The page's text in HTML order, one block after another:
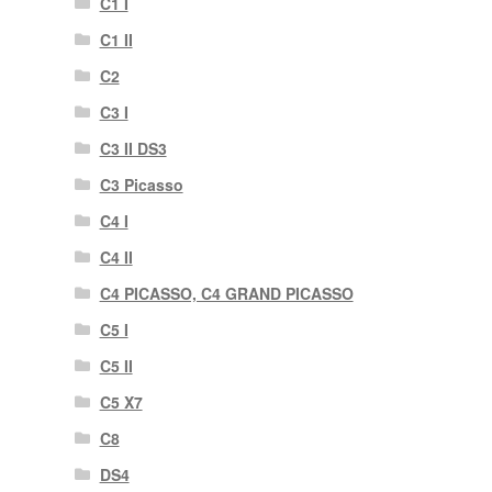
C1 II
C2
C3 I
C3 II DS3
C3 Picasso
C4 I
C4 II
C4 PICASSO, C4 GRAND PICASSO
C5 I
C5 II
C5 X7
C8
DS4